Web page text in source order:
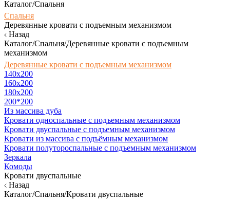
Каталог/Спальня
Спальня
Деревянные кровати с подъемным механизмом
Назад
Каталог/Спальня/Деревянные кровати с подъемным
механизмом
Деревянные кровати с подъемным механизмом
140x200
160х200
180х200
200*200
Из массива дуба
Кровати односпальные с подъемным механизмом
Кровати двуспальные с подъемным механизмом
Кровати из массива с подъёмным механизмом
Кровати полутороспальные с подъемным механизмом
Зеркала
Комоды
Кровати двуспальные
Назад
Каталог/Спальня/Кровати двуспальные